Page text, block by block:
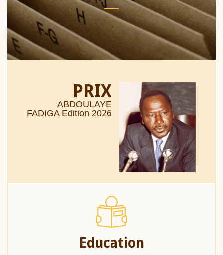
PRIX
ABDOULAYE
FADIGA Edition 2026
Education